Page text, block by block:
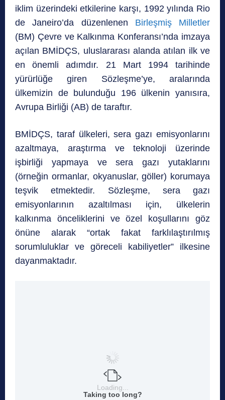
iklim üzerindeki etkilerine karşı, 1992 yılında Rio
de Janeiro’da düzenlenen Birleşmiş Milletler
(BM) Çevre ve Kalkınma Konferansı’nda imzaya
açılan BMİDÇS, uluslararası alanda atılan ilk ve
en önemli adımdır. 21 Mart 1994 tarihinde
yürürlüğe giren Sözleşme’ye, aralarında
ülkemizin de bulunduğu 196 ülkenin yanısıra,
Avrupa Birliği (AB) de taraftır.
BMİDÇS, taraf ülkeleri, sera gazı emisyonlarını
azaltmaya, araştırma ve teknoloji üzerinde
işbirliği yapmaya ve sera gazı yutaklarını
(örneğin ormanlar, okyanuslar, göller) korumaya
teşvik etmektedir. Sözleşme, sera gazı
emisyonlarının azaltılması için, ülkelerin
kalkınma önceliklerini ve özel koşullarını göz
önüne alarak “ortak fakat farklılaştırılmış
sorumluluklar ve göreceli kabiliyetler” ilkesine
dayanmaktadır.
Loading...
Taking too long?